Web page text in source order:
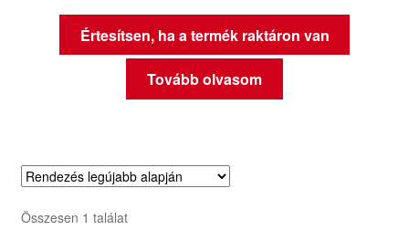
Értesítsen, ha a termék raktáron van
Tovább olvasom
Összesen 1 találat